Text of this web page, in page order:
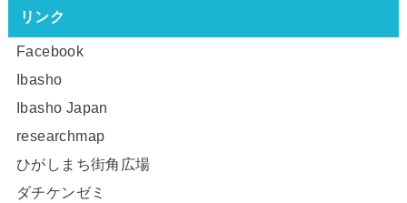
リンク
Facebook
Ibasho
Ibasho Japan
researchmap
ひがしまち街角広場
ダチケンゼミ